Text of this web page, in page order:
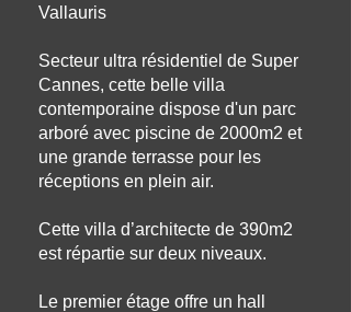
Vallauris
Secteur ultra résidentiel de Super
Cannes, cette belle villa
contemporaine dispose d'un parc
arboré avec piscine de 2000m2 et
une grande terrasse pour les
réceptions en plein air.
Cette villa d’architecte de 390m2
est répartie sur deux niveaux.
Le premier étage offre un hall